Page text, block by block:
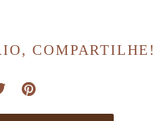
COMPARTILHE!